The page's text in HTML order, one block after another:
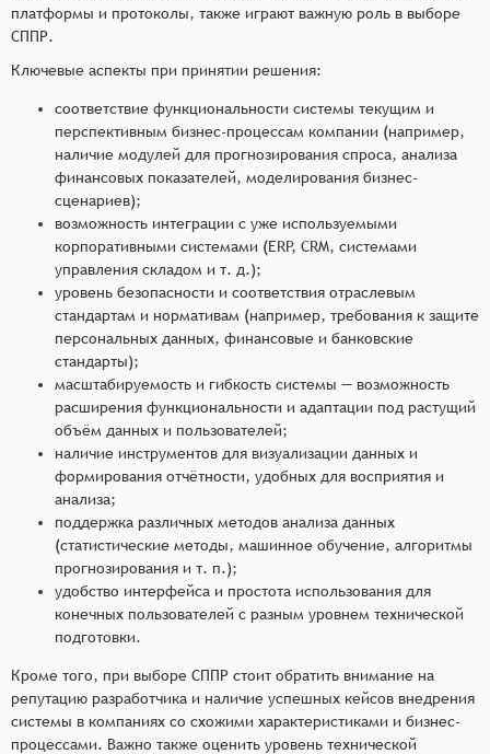
платформы и протоколы, также играют важную роль в выборе
СППР.
Ключевые аспекты при принятии решения:
соответствие функциональности системы текущим и
перспективным бизнес-процессам компании (например,
наличие модулей для прогнозирования спроса, анализа
финансовых показателей, моделирования бизнес-
сценариев);
возможность интеграции с уже используемыми
корпоративными системами (ERP, CRM, системами
управления складом и т. д.);
уровень безопасности и соответствия отраслевым
стандартам и нормативам (например, требования к защите
персональных данных, финансовые и банковские
стандарты);
масштабируемость и гибкость системы — возможность
расширения функциональности и адаптации под растущий
объём данных и пользователей;
наличие инструментов для визуализации данных и
формирования отчётности, удобных для восприятия и
анализа;
поддержка различных методов анализа данных
(статистические методы, машинное обучение, алгоритмы
прогнозирования и т. п.);
удобство интерфейса и простота использования для
конечных пользователей с разным уровнем технической
подготовки.
Кроме того, при выборе СППР стоит обратить внимание на
репутацию разработчика и наличие успешных кейсов внедрения
системы в компаниях со схожими характеристиками и бизнес-
процессами. Важно также оценить уровень технической